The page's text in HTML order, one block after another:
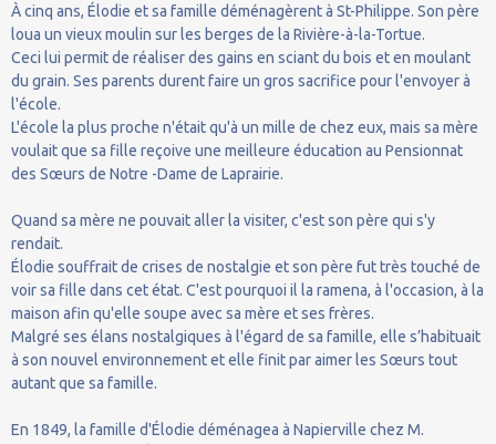
À cinq ans, Élodie et sa famille déménagèrent à St-Philippe. Son père
loua un vieux moulin sur les berges de la Rivière-à-la-Tortue.
Ceci lui permit de réaliser des gains en sciant du bois et en moulant
du grain. Ses parents durent faire un gros sacrifice pour l'envoyer à
l'école.
L'école la plus proche n'était qu'à un mille de chez eux, mais sa mère
voulait que sa fille reçoive une meilleure éducation au Pensionnat
des Sœurs de Notre -Dame de Laprairie.
Quand sa mère ne pouvait aller la visiter, c'est son père qui s'y
rendait.
Élodie souffrait de crises de nostalgie et son père fut très touché de
voir sa fille dans cet état. C'est pourquoi il la ramena, à l'occasion, à la
maison afin qu'elle soupe avec sa mère et ses frères.
Malgré ses élans nostalgiques à l'égard de sa famille, elle s’habituait
à son nouvel environnement et elle finit par aimer les Sœurs tout
autant que sa famille.
En 1849, la famille d'Élodie déménagea à Napierville chez M.